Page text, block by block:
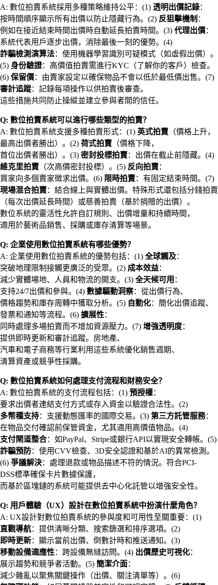
A: 數位拍賣系統採用多種策略維持公平：(1) 透明出價記錄：
按時間順序顯示所有出價以防止隱藏行為。(2) 反狙擊機制 ：
例如在接近結束時間出價時自動延長拍賣時間。(3) 代理出價：
系統代表用戶逐步出價，消除最後一刻的優勢。(4)
詐騙檢測演算法：使用機器學習識別可疑模式（如虛假出價）。
(5) 身份驗證：高價值拍賣需進行KYC（了解你的客戶）檢查。
(6) 保留價：由賣家設定以確保物品不會以低於最低價出售。(7)
審計追蹤：記錄每項操作以供拍賣後審查。
這些措施共同防止操縱並建立參與者間的信任。
Q: 數位拍賣系統可以進行哪些類型的拍賣？
A: 數位拍賣系統支援多種拍賣形式：(1) 英式拍賣 （價格上升，
最高出價者勝出）。(2) 荷式拍賣 （價格下降，
首位出價者勝出）。(3) 密封投標拍賣 ：出價在截止前隱藏。(4)
維克里拍賣 （次高價密封投標）。(5) 反向拍賣 ：
買家向多個賣家徵求出價。(6) 限時拍賣 ：有固定結束時間。(7)
現場混合拍賣 ：結合線上與實體出價。特殊形式還包括分錢拍賣
（每次出價延長時間）或慈善拍賣（基於捐贈的出價）。
數位系統的靈活性允許自訂規則、出價增量和持續時間，
適用於藝術品銷售、採購或庫存清算等場景。
Q: 企業使用數位拍賣系統有哪些優勢？
A: 企業使用數位拍賣系統的優勢包括：(1) 全球觸及 ：
突破地理限制接觸更廣泛的受眾。(2) 成本效益：
減少實體場地、人員和物流的開支。(3) 全天候可用 ：
支持24/7出價和參與。(4) 數據驅動洞察：從出價行為、
價格趨勢和庫存周轉中獲取分析。(5) 自動化：簡化出價追蹤、
發票和通知等流程。(6) 擴展性：
同時處理多場拍賣而不增加資源壓力。(7) 增強透明度：
提供即時更新和審計追蹤。房地產、
汽車和電子商務等行業利用這些系統優化銷售週期、
清算資產或競爭性採購。
Q: 數位拍賣系統如何處理支付流程和財務安全？
A: 數位拍賣系統的支付流程包括：(1) 預授權：
要求出價者連結支付方式或存入資金以驗證合法性。(2)
多幣種支持：支援動態匯率的國際交易。(3) 第三方託管服務：
在物品交付確認前保管資金，尤其適用高價值物品。(4)
支付閘道整合：如PayPal、Stripe或銀行API以實現安全轉帳。(5)
詐騙預防：使用CVV檢查、3D安全認證和基於AI的異常檢測。
(6) 爭議解決：處理退款或物品描述不符的情況。符合PCI-
DSS標準確保卡片數據保護，
而基於區塊鏈的系統可能提供去中心化託管以增強安全性。
Q: 用戶體驗（UX）設計在數位拍賣系統中扮演什麼角色？
A: UX設計對數位拍賣系統的參與度和可用性至關重要：(1)
直觀導航：提供清晰分類、搜索篩選和排序選項。(2)
即時更新：顯示當前出價、倒數計時和推送通知。(3)
移動設備適應性：跨設備無縫訪問。(4) 出價歷史可視化：
展示趨勢和競爭者活動。(5) 簡潔介面：
減少雜亂以聚焦關鍵操作（出價、關注清單等）。(6)